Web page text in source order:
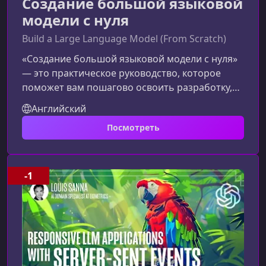
модели с нуля
Build a Large Language Model (From Scratch)
«Создание большой языковой модели с нуля»
— это практическое руководство, которое
поможет вам пошагово освоить разработку,
обучение и настройку современных LLM. Этот
курс даёт ясное понимание процессов,
лежащих в основе генеративного ИИ, и
помогает уверенно создавать собственные
модели без использования сложных
фреймворков.Что представляет собой
курсМатериалы курса подробно объясняют
каждое звено цепочки — от проектирования
архитектуры до пост
Английский
Посмотреть
-1